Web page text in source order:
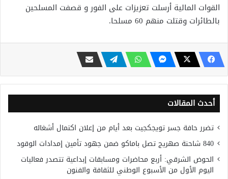
القوات المالية أرسلت تعزيزات على الفور و قصفت المسلحين
بالطائرات وقتلت منهم 60 مسلحا.
أحدث المقالات
تضرر حافة جسر تويجكجيت بعد أيام من إعلان اكتمال أشغاله
840 شاحنة صهريج تصل باماكو ضمن جهود تأمين إمدادات الوقود
الحوض الشرقي: أربع محاضرات ومسابقات إبداعية تتصدر فعاليات
اليوم الأول من الأسبوع الوطني للثقافة والفنون